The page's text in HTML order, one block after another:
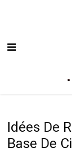
Idées De
Base De